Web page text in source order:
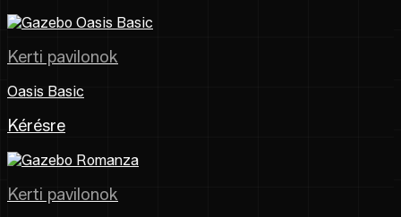
Kerti pavilonok
Oasis Basic
Kérésre
Kerti pavilonok